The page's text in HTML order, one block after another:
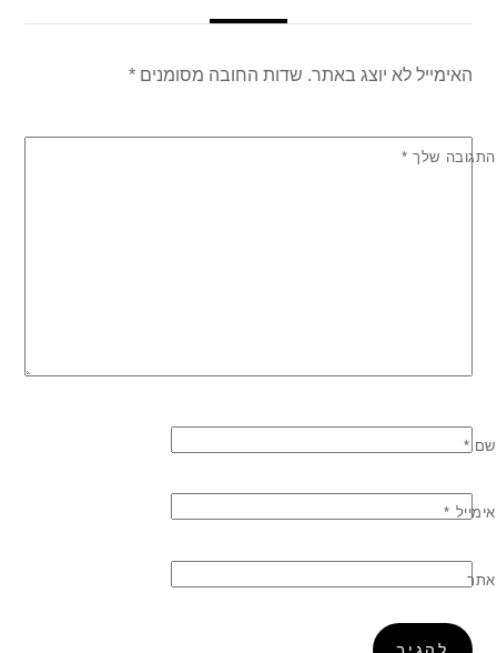
האימייל לא יוצג באתר. שדות החובה מסומנים*
התגובה שלך *
שם *
אימייל *
אתר